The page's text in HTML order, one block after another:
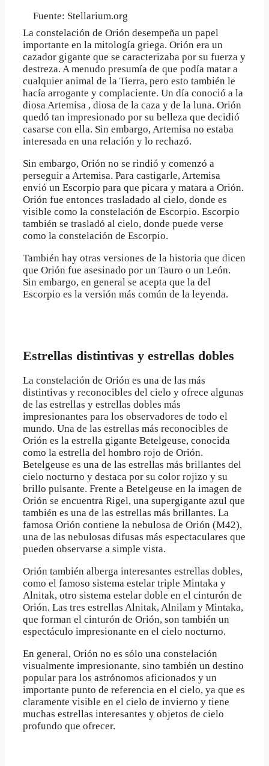
Fuente: Stellarium.org
La constelación de Orión desempeña un papel
importante en la mitología griega. Orión era un
cazador gigante que se caracterizaba por su fuerza y
destreza. A menudo presumía de que podía matar a
cualquier animal de la Tierra, pero esto también le
hacía arrogante y complaciente. Un día conoció a la
diosa Artemisa , diosa de la caza y de la luna. Orión
quedó tan impresionado por su belleza que decidió
casarse con ella. Sin embargo, Artemisa no estaba
interesada en una relación y lo rechazó.
Sin embargo, Orión no se rindió y comenzó a
perseguir a Artemisa. Para castigarle, Artemisa
envió un Escorpio para que picara y matara a Orión.
Orión fue entonces trasladado al cielo, donde es
visible como la constelación de Escorpio. Escorpio
también se trasladó al cielo, donde puede verse
como la constelación de Escorpio.
También hay otras versiones de la historia que dicen
que Orión fue asesinado por un Tauro o un León.
Sin embargo, en general se acepta que la del
Escorpio es la versión más común de la leyenda.
Estrellas distintivas y estrellas dobles
La constelación de Orión es una de las más
distintivas y reconocibles del cielo y ofrece algunas
de las estrellas y estrellas dobles más
impresionantes para los observadores de todo el
mundo. Una de las estrellas más reconocibles de
Orión es la estrella gigante Betelgeuse, conocida
como la estrella del hombro rojo de Orión.
Betelgeuse es una de las estrellas más brillantes del
cielo nocturno y destaca por su color rojizo y su
brillo pulsante. Frente a Betelgeuse en la imagen de
Orión se encuentra Rigel, una supergigante azul que
también es una de las estrellas más brillantes. La
famosa Orión contiene la nebulosa de Orión (M42),
una de las nebulosas difusas más espectaculares que
pueden observarse a simple vista.
Orión también alberga interesantes estrellas dobles,
como el famoso sistema estelar triple Mintaka y
Alnitak, otro sistema estelar doble en el cinturón de
Orión. Las tres estrellas Alnitak, Alnilam y Mintaka,
que forman el cinturón de Orión, son también un
espectáculo impresionante en el cielo nocturno.
En general, Orión no es sólo una constelación
visualmente impresionante, sino también un destino
popular para los astrónomos aficionados y un
importante punto de referencia en el cielo, ya que es
claramente visible en el cielo de invierno y tiene
muchas estrellas interesantes y objetos de cielo
profundo que ofrecer.